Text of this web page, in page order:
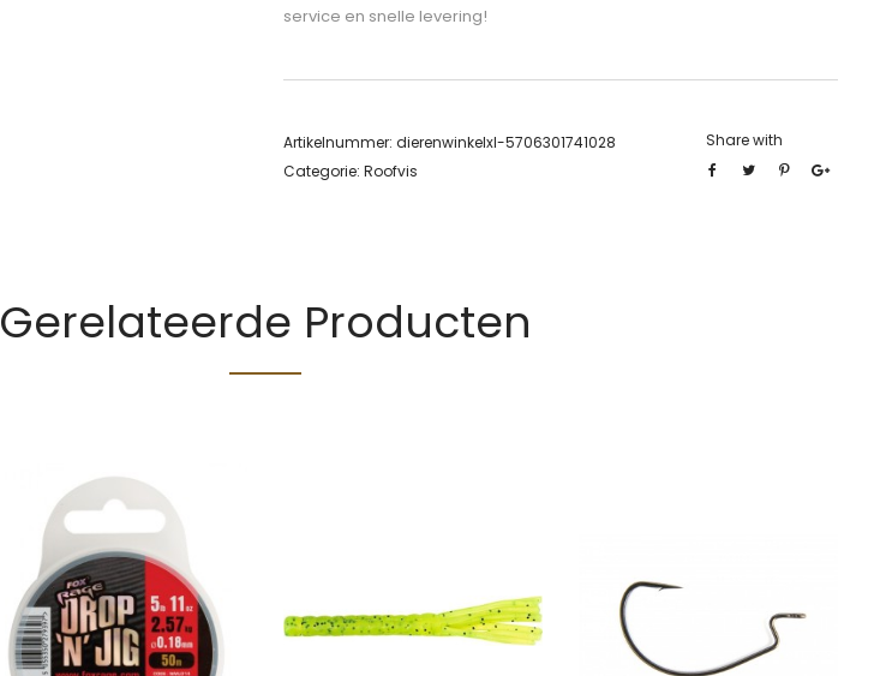
service en snelle levering!
Artikelnummer: dierenwinkelxl-5706301741028
Categorie: Roofvis
Share with
Gerelateerde Producten